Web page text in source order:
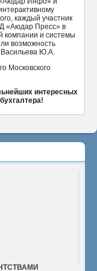
каждый участник
«Аюдар Пресс» в
компании и системы
возможность
Ю.А.
Московского
интересных